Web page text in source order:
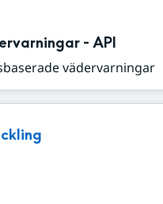
- API
vädervarningar